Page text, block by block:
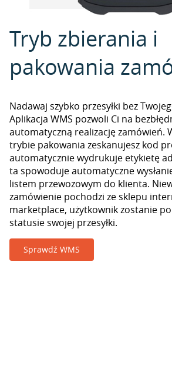
Tryb zbierania i
pakowania
Nadawaj szybko przesyłki bez
Aplikacja WMS pozwoli Ci na
automatyczną realizację zamówień.
trybie pakowania zeskanujesz kod
automatycznie wydrukuje etykietę
ta spowoduje automatyczne
listem przewozowym do klienta.
zamówienie pochodzi ze sklepu
marketplace, użytkownik zostanie
statusie swojej przesyłki.
Sprawdź WMS